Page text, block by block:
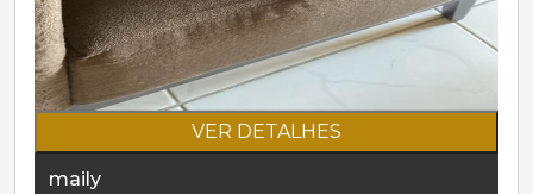
VER DETALHES
maily